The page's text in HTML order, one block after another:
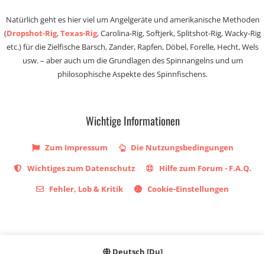
Natürlich geht es hier viel um Angelgeräte und amerikanische Methoden
(Dropshot-Rig,Texas-Rig, Carolina-Rig, Softjerk, Splitshot-Rig, Wacky-Rig
etc.) für die Zielfische Barsch, Zander, Rapfen, Döbel, Forelle, Hecht, Wels
usw. – aber auch um die Grundlagen des Spinnangelns und um
philosophische Aspekte des Spinnfischens.
Wichtige Informationen
Zum Impressum
Die Nutzungsbedingungen
Wichtiges zum Datenschutz
Hilfe zum Forum - F.A.Q.
Fehler, Lob & Kritik
Cookie-Einstellungen
Deutsch [Du]